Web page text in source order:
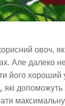
овоч,
Але далеко
його хороший
допоможуть
максимальну